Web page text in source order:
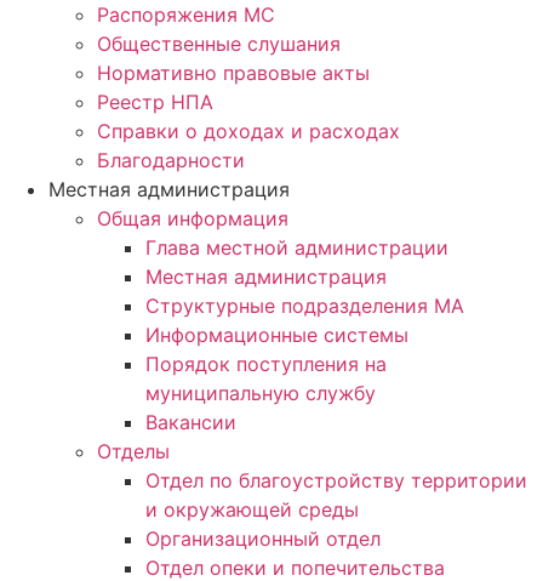
Распоряжения МС
Общественные слушания
Нормативно правовые акты
Реестр НПА
Справки о доходах и расходах
Благодарности
Местная администрация
Общая информация
Глава местной администрации
Местная администрация
Структурные подразделения МА
Информационные системы
Порядок поступления на
муниципальную службу
Вакансии
Отделы
Отдел по благоустройству территории
и окружающей среды
Организационный отдел
Отдел опеки и попечительства